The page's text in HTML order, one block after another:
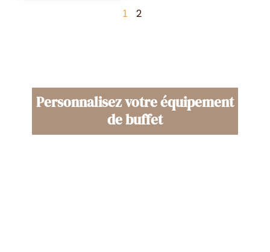
1 2
Personnalisez votre équipement
de buffet